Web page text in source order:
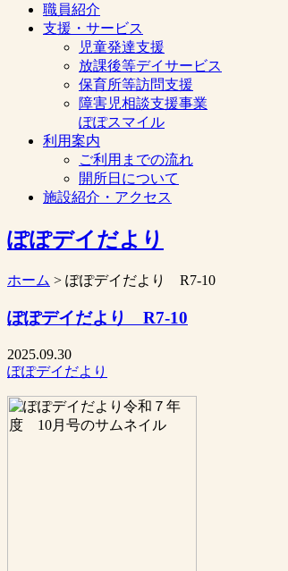
職員紹介
支援・サービス
児童発達支援
放課後等デイサービス
保育所等訪問支援
障害児相談支援事業
ぽぽスマイル
利用案内
ご利用までの流れ
開所日について
施設紹介・アクセス
ぽぽデイだより
ホーム > ぽぽデイだより R7-10
ぽぽデイだより R7-10
2025.09.30
ぽぽデイだより